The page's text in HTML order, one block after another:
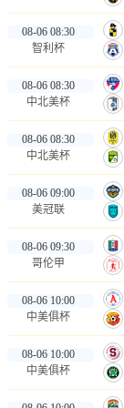
08-06 08:30
智利杯
08-06 08:30
中北美杯
08-06 08:30
中北美杯
08-06 09:00
美冠联
08-06 09:30
哥伦甲
08-06 10:00
中美俱杯
08-06 10:00
中美俱杯